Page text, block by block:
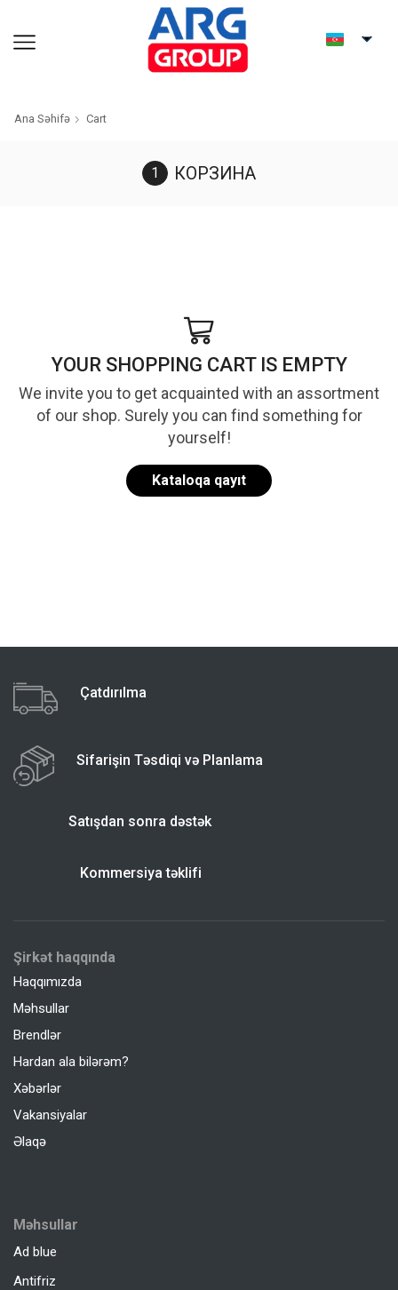
Ana Səhifə Cart
КОРЗИНА
YOUR SHOPPING CART IS EMPTY
We invite you to get acquainted with an assortment
of our shop. Surely you can find something for
yourself!
Kataloqa qayıt
Çatdırılma
Sifarişin Təsdiqi və Planlama
Satışdan sonra dəstək
Kommersiya təklifi
Şirkət haqqında
Haqqımızda
Məhsullar
Brendlər
Hardan ala bilərəm?
Xəbərlər
Vakansiyalar
Əlaqə
Məhsullar
Ad blue
Antifriz